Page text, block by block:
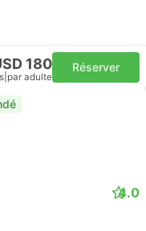
180
par adulte
Réserver
4.0